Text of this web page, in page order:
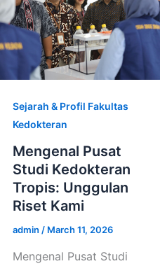
Sejarah & Profil Fakultas
Kedokteran
Mengenal Pusat
Studi Kedokteran
Tropis: Unggulan
Riset Kami
admin / March 11, 2026
Mengenal Pusat Studi